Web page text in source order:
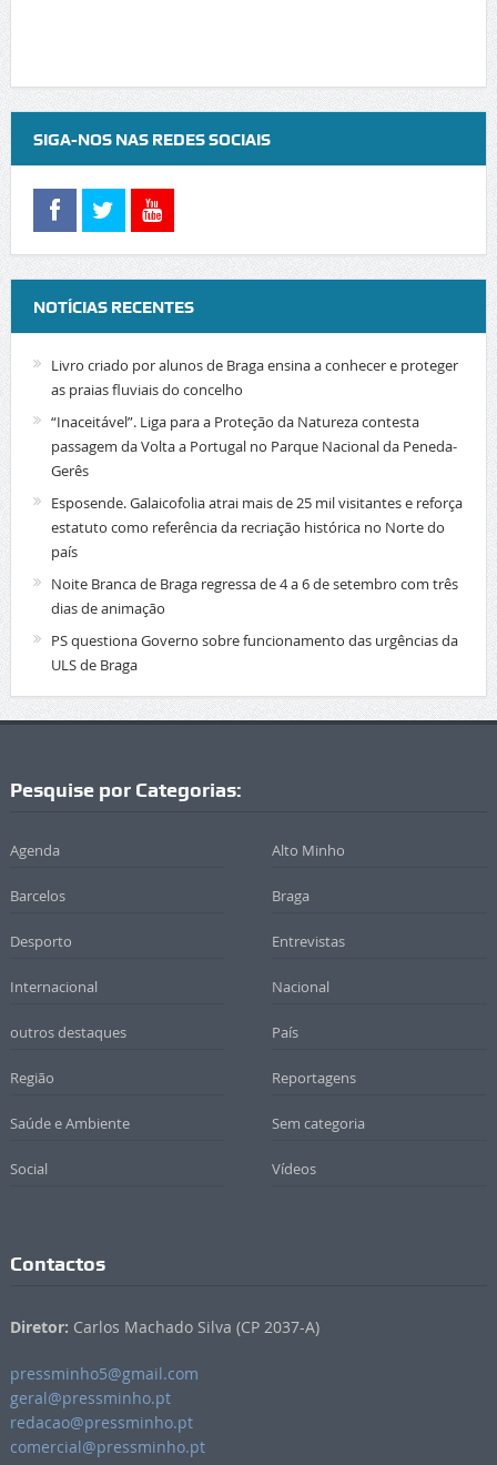
SIGA-NOS NAS REDES SOCIAIS
NOTÍCIAS RECENTES
Livro criado por alunos de Braga ensina a conhecer e proteger
as praias fluviais do concelho
“Inaceitável”. Liga para a Proteção da Natureza contesta
passagem da Volta a Portugal no Parque Nacional da Peneda-
Gerês
Esposende. Galaicofolia atrai mais de 25 mil visitantes e reforça
estatuto como referência da recriação histórica no Norte do
país
Noite Branca de Braga regressa de 4 a 6 de setembro com três
dias de animação
PS questiona Governo sobre funcionamento das urgências da
ULS de Braga
Pesquise por Categorias:
Agenda Alto Minho
Barcelos Braga
Desporto Entrevistas
Internacional Nacional
outros destaques País
Região Reportagens
Saúde e Ambiente Sem categoria
Social Vídeos
Contactos
Diretor: Carlos Machado Silva (CP 2037-A)
pressminho5@gmail.com
geral@pressminho.pt
redacao@pressminho.pt
comercial@pressminho.pt